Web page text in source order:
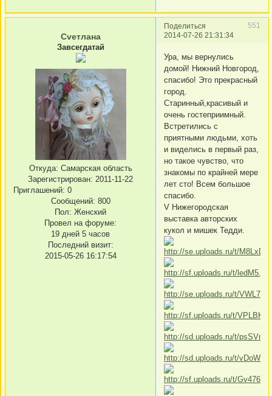
Поделиться
551
2014-07-26 21:31:34
Сvетлана
Завсегдатай
Откуда: Самарская область
Зарегистрирован: 2011-11-22
Приглашений: 0
Сообщений: 800
Пол: Женский
Провел на форуме:
19 дней 5 часов
Последний визит:
2015-05-26 16:17:54
Ура, мы вернулись
домой! Нижний Новгород,
спасибо! Это прекрасный
город.
Старинный,красивый и
очень гостеприимный.
Встретились с
приятными людьми, хоть
и виделись в первый раз,
но такое чувство, что
знакомы по крайней мере
лет сто! Всем большое
спасибо.
V Нижегородская
выставка авторских
кукол и мишек Тедди.